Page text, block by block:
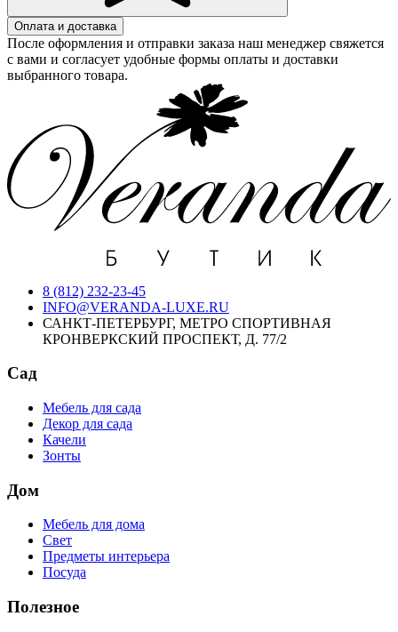
Оплата и доставка
После оформления и отправки заказа наш менеджер свяжется
с вами и согласует удобные формы оплаты и доставки
выбранного товара.
8 (812) 232-23-45
INFO@VERANDA-LUXE.RU
САНКТ-ПЕТЕРБУРГ, МЕТРО СПОРТИВНАЯ
КРОНВЕРКСКИЙ ПРОСПЕКТ, Д. 77/2
Сад
Мебель для сада
Декор для сада
Качели
Зонты
Дом
Мебель для дома
Свет
Предметы интерьера
Посуда
Полезное